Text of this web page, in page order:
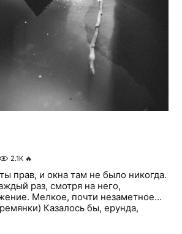
2.1K 🔥
прав, и окна там не было никогда.
раз, смотря на него,
Мелкое, почти незаметное…
Казалось бы, ерунда,